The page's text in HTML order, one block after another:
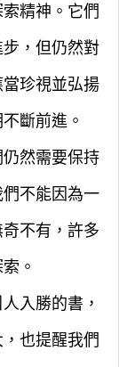
精神。它們
，但仍然對
珍視並弘揚
斷前進。
然需要保持
不能因為一
不有，許多
。
入勝的書，
也提醒我們